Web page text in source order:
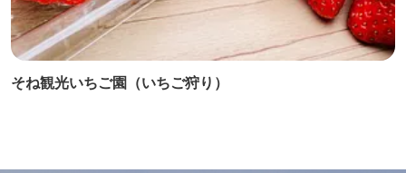
そね観光いちご園（いちご狩り）